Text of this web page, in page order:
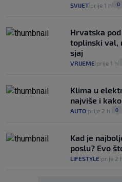
SVIJET prije 1 h 0
Hrvatska
toplinski val,
sjaj
VRIJEME prije 1 h
Klima u
najviše i
AUTO prije 2 h 0
Kad je
poslu? Evo
LIFESTYLE prije 2